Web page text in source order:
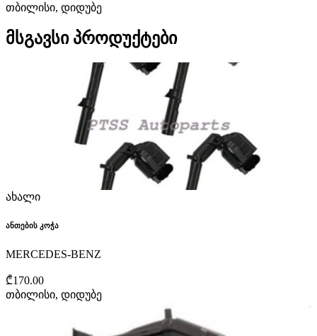
თბილისი, დიდუბე
მსგავსი პროდუქტები
ახალი
ანთების კოჭა
MERCEDES-BENZ
₾170.00
თბილისი, დიდუბე